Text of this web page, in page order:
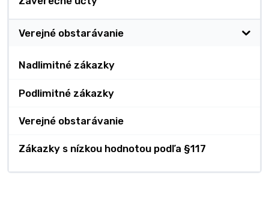
Verejné obstarávanie
Nadlimitné zákazky
Podlimitné zákazky
Verejné obstarávanie
Zákazky s nízkou hodnotou podľa §117